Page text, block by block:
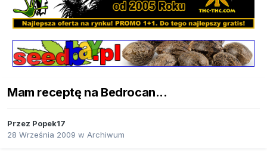
Mam receptę na Bedrocan...
Przez Popek17
28 Września 2009 w Archiwum